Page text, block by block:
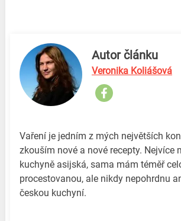
Autor článku
Veronika Koliášová
Vaření je jedním z mých největších
zkouším nové a nové recepty. Nejvíce
kuchyně asijská, sama mám téměř
procestovanou, ale nikdy nepohrdnu
českou kuchyní.